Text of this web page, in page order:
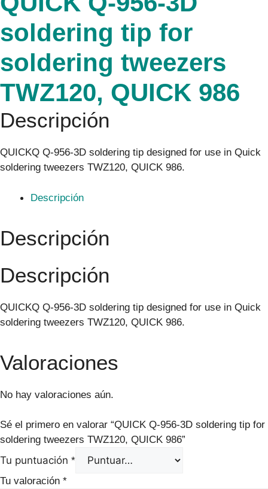
soldering tip for
soldering tweezers
TWZ120, QUICK 986
Descripción
QUICKQ Q-956-3D soldering tip designed for use in Quick
soldering tweezers TWZ120, QUICK 986.
Descripción
Descripción
Descripción
QUICKQ Q-956-3D soldering tip designed for use in Quick
soldering tweezers TWZ120, QUICK 986.
Valoraciones
No hay valoraciones aún.
Sé el primero en valorar “QUICK Q-956-3D soldering tip for
soldering tweezers TWZ120, QUICK 986”
Tu puntuación *
Tu valoración *